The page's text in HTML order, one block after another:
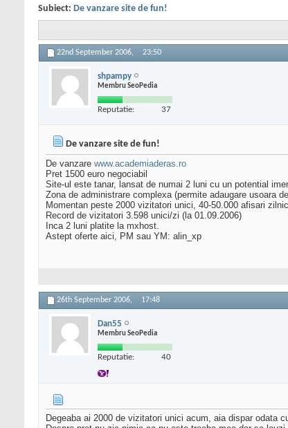
Subiect: De vanzare site de fun!
22nd September 2006, 23:50
shpampy
Membru SeoPedia
Reputatie: 37
De vanzare site de fun!
De vanzare www.academiaderas.ro
Pret 1500 euro negociabil
Site-ul este tanar, lansat de numai 2 luni cu un potential
Zona de administrare complexa (permite adaugare usoara
Momentan peste 2000 vizitatori unici, 40-50.000 afisari
Record de vizitatori 3.598 unici/zi (la 01.09.2006)
Inca 2 luni platite la mxhost.
Astept oferte aici, PM sau YM: alin_xp
26th September 2006, 17:48
Dan55
Membru SeoPedia
Reputatie: 40
Degeaba ai 2000 de vizitatori unici acum, aia dispar odata